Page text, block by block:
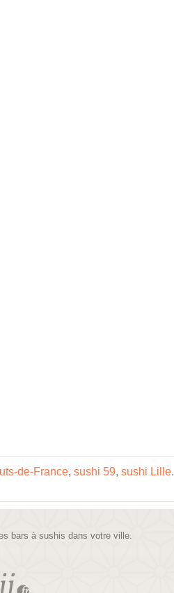
de-France, sushi 59, sushi Lille.
bars à sushis dans votre ville.